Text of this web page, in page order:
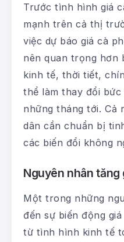
Trước tình hình giá
mạnh trên cả thị
việc dự báo giá cà
nên quan trọng hơn
kinh tế, thời tiết,
thể làm thay đổi
những tháng tới. Cả
dân cần chuẩn bị
các biến đổi không
Nguyên nhân tăng
Một trong những
đến sự biến động
từ tình hình kinh tế